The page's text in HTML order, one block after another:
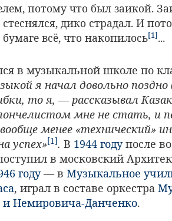
потому что был заикой.
дико страдал. И
всё, что накопилось[1]...
в музыкальной школе по
я начал довольно
то я, — рассказывал
мне не стать, и
менее «технический»
успех»[1]. В 1944 годупосле
в московский
году— в Музыкальное
, играл в составе оркестра
и Немировича-Данченко.